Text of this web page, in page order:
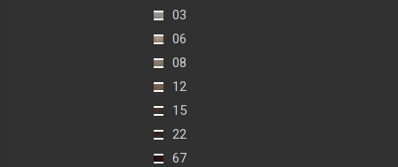
03
06
08
12
15
22
67